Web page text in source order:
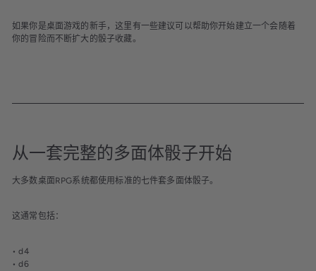
如果你是桌面游戏的新手，这里有一些建议可以帮助你开始建立一个会随着
你的冒险而不断扩大的骰子收藏。
从一套完整的多面体骰子开始
大多数桌面RPG系统都使用标准的七件套多面体骰子。
这通常包括：
• d4
• d6